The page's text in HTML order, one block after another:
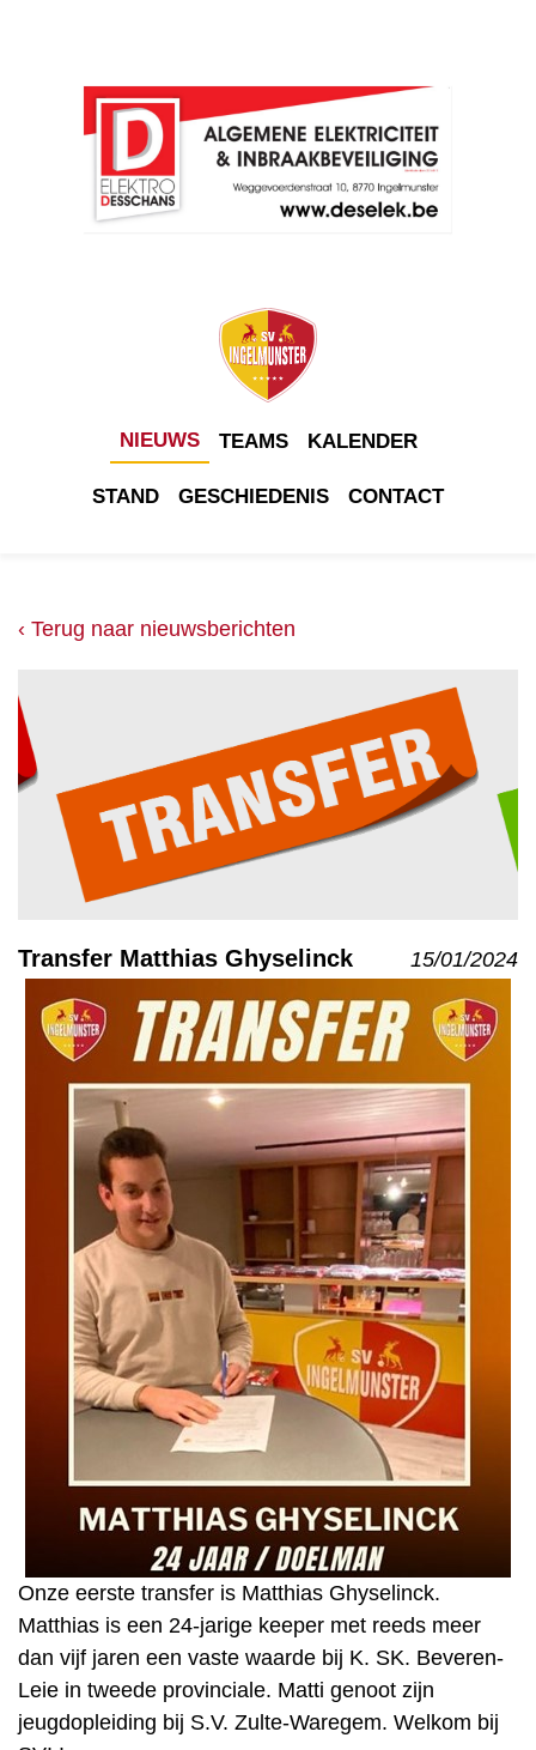
NIEUWS TEAMS KALENDER
STAND GESCHIEDENIS CONTACT
‹ Terug naar nieuwsberichten
Transfer Matthias Ghyselinck 15/01/2024
Onze eerste transfer is Matthias Ghyselinck.
Matthias is een 24-jarige keeper met reeds meer
dan vijf jaren een vaste waarde bij K. SK. Beveren-
Leie in tweede provinciale. Matti genoot zijn
jeugdopleiding bij S.V. Zulte-Waregem. Welkom bij